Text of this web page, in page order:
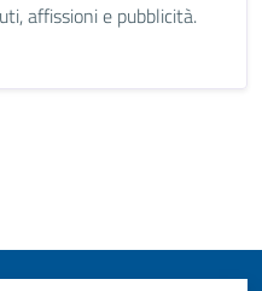
affissioni e pubblicità.